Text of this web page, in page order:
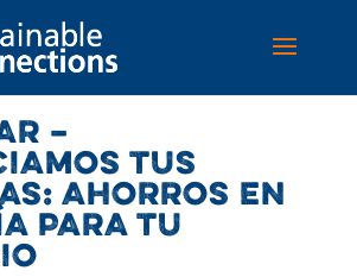
–
TUS
AHORROS EN
PARA TU